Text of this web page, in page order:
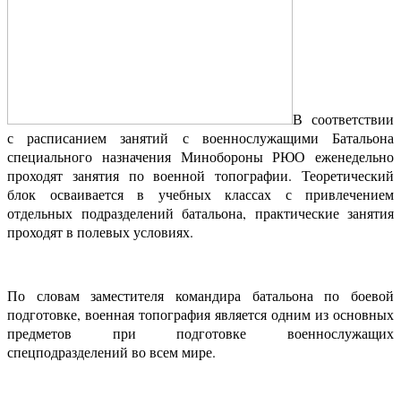
В соответствии
с расписанием занятий с военнослужащими Батальона
специального назначения Минобороны РЮО еженедельно
проходят занятия по военной топографии. Теоретический
блок осваивается в учебных классах с привлечением
отдельных подразделений батальона, практические занятия
проходят в полевых условиях.
По словам заместителя командира батальона по боевой
подготовке, военная топография является одним из основных
предметов при подготовке военнослужащих
спецподразделений во всем мире.